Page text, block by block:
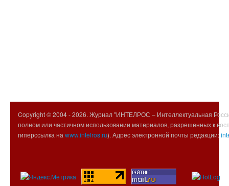
Copyright © 2004 -2026. Журнал "ИНТЕЛРОС – Интеллектуальная
полном или частичном использовании материалов, разрешенных к
гиперссылка на www.intelros.ru). Адрес электронной почты редакции: